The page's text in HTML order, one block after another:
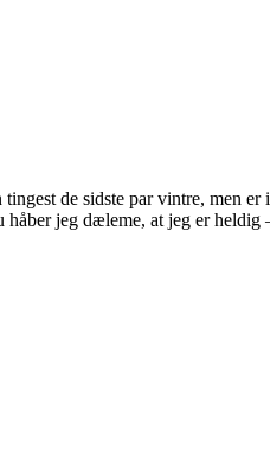
de sidste par vintre, men
jeg dæleme, at jeg er heldig